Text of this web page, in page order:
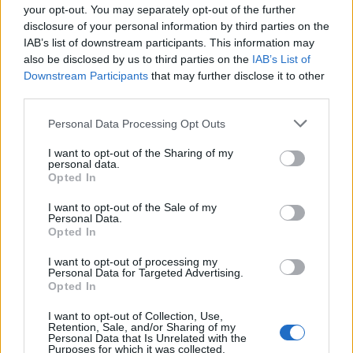
your opt-out. You may separately opt-out of the further
disclosure of your personal information by third parties on the
IAB’s list of downstream participants. This information may
also be disclosed by us to third parties on the IAB’s List of
Downstream Participants that may further disclose it to other
Personal Data Processing Opt Outs
I want to opt-out of the Sharing of my
personal data.
Opted In
I want to opt-out of the Sale of my
Personal Data.
Opted In
I want to opt-out of processing my
Personal Data for Targeted Advertising.
Opted In
I want to opt-out of Collection, Use,
Retention, Sale, and/or Sharing of my
Personal Data that Is Unrelated with the
Purposes for which it was collected.
Országos tervvel készülhetünk a
villamosenergia-ágazati
kockázatokra